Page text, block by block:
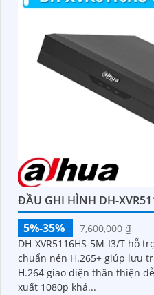
ĐẦU GHI HÌNH DH-
5%-35%
7,600,000 ₫
DH-XVR5116HS-5M-I3/T hỗ
chuẩn nén H.265+ giúp lưu
H.264 giao diện thân thiện
xuất 1080p khả...